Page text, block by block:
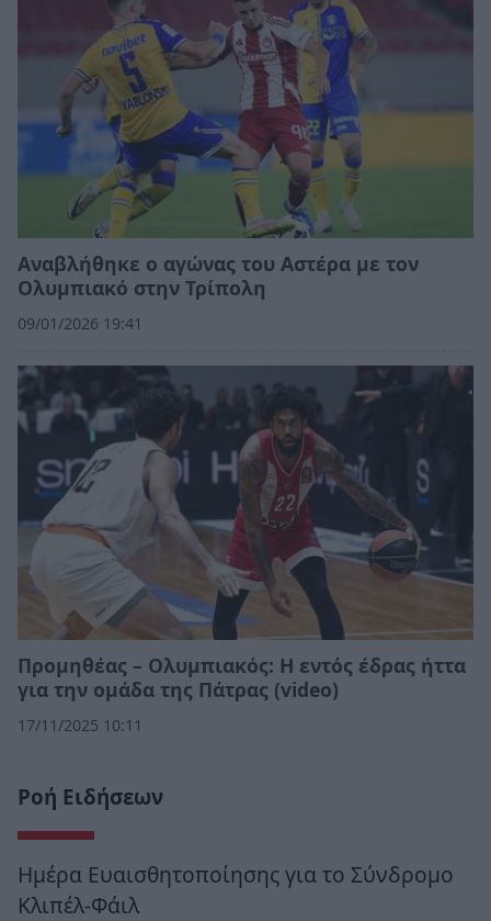
Αναβλήθηκε ο αγώνας του Αστέρα με τον
Ολυμπιακό στην Τρίπολη
09/01/2026 19:41
Προμηθέας – Ολυμπιακός: Η εντός έδρας ήττα
για την ομάδα της Πάτρας (video)
17/11/2025 10:11
Ροή Ειδήσεων
Ημέρα Ευαισθητοποίησης για το Σύνδρομο
Κλιπέλ-Φάιλ